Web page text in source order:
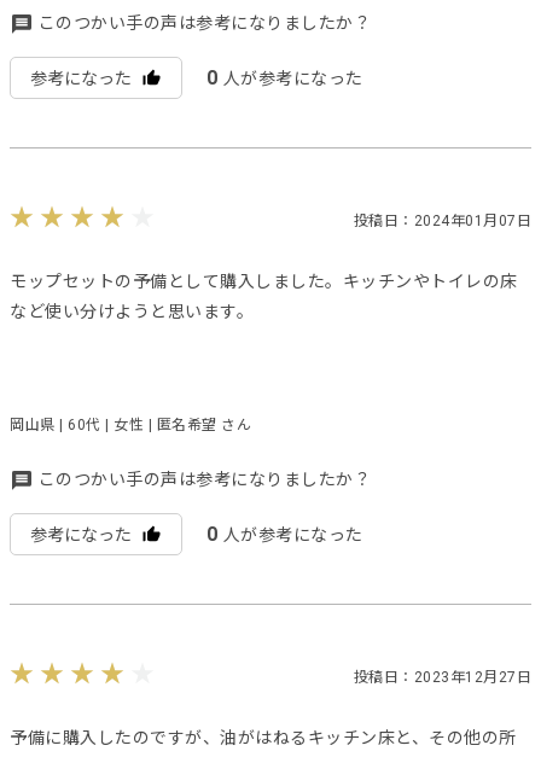
このつかい手の声は参考になりましたか？
参考になった 0 人が参考になった
投稿日：2024年01月07日
モップセットの予備として購入しました。キッチンやトイレの床
など使い分けようと思います。
岡山県 | 60代 | 女性 | 匿名希望 さん
このつかい手の声は参考になりましたか？
参考になった 0 人が参考になった
投稿日：2023年12月27日
予備に購入したのですが、油がはねるキッチン床と、その他の所